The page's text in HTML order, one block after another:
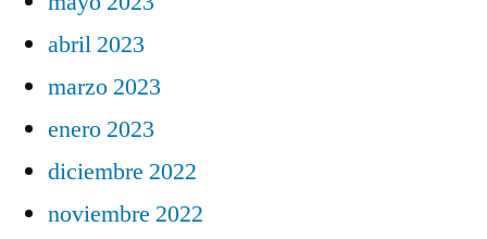
abril 2023
marzo 2023
enero 2023
diciembre 2022
noviembre 2022